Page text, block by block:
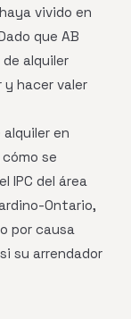
vivido en
que AB
alquiler
y hacer valer
en
se
IPC del área
Ontario,
por causa
su arrendador